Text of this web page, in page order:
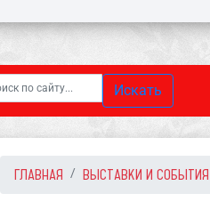
Искать
ГЛАВНАЯ ВЫСТАВКИ И СОБЫТИЯ